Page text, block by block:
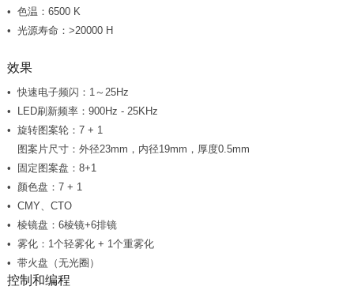
色温：6500 K
光源寿命：>20000 H
效果
快速电子频闪：1～25Hz
LED刷新频率：900Hz - 25KHz
旋转图案轮：7 + 1
图案片尺寸：外径23mm，内径19mm，厚度0.5mm
固定图案盘：8+1
颜色盘：7 + 1
CMY、CTO
棱镜盘：6棱镜+6排镜
雾化：1个轻雾化 + 1个重雾化
带火盘（无光圈）
控制和编程